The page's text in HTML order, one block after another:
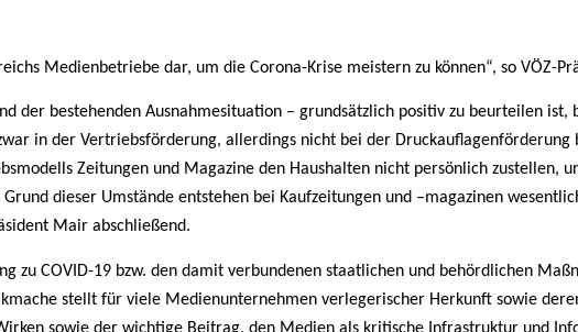
Medienbetriebe dar, um die Corona-Krise meistern zu können“, so VÖZ-
der bestehenden Ausnahmesituation – grundsätzlich positiv zu beurteilen
in der Vertriebsförderung, allerdings nicht bei der
Zeitungen und Magazine den Haushalten nicht persönlich zustellen,
dieser Umstände entstehen bei Kaufzeitungen und –magazinen
Mair abschließend.
COVID-19 bzw. den damit verbundenen staatlichen und behördlichen
stellt für viele Medienunternehmen verlegerischer Herkunft sowie
sowie der wichtige Beitrag, den Medien als kritische Infrastruktur und